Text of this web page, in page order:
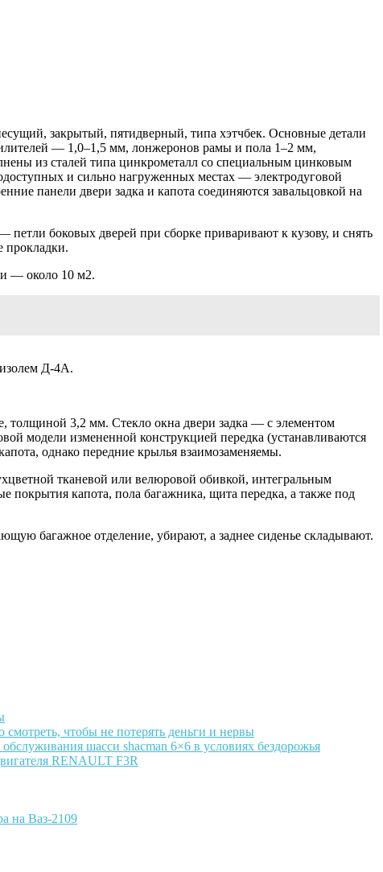
закрытый, пятидверный, типа хэтчбек. Основные детали
— 1,0–1,5 мм, лонжеронов рамы и пола 1–2 мм,
из сталей типа цинкрометалл со специальным цинковым
и сильно нагруженных местах — электродуговой
панели двери задка и капота соединяются завальцовкой на
боковых дверей при сборке приваривают к кузову, и снять
прокладки.
— около 10 м2.
Д-4А.
толщиной 3,2 мм. Стекло окна двери задка — с элементом
модели измененной конструкцией передка (устанавливаются
однако передние крылья взаимозаменяемы.
тканевой или велюровой обивкой, интегральным
капота, пола багажника, щита передка, а также под
багажное отделение, убирают, а заднее сиденье складывают.
чтобы не потерять деньги и нервы
шасси shacman 6×6 в условиях бездорожья
RENAULT F3R
на Ваз-2109